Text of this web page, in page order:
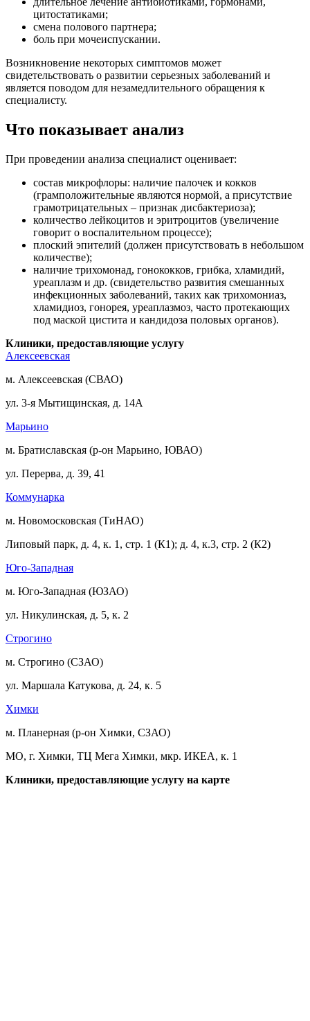
цитостатиками;
смена полового партнера;
боль при мочеиспускании.
Возникновение некоторых симптомов может
свидетельствовать о развитии серьезных заболеваний и
является поводом для незамедлительного обращения к
специалисту.
Что показывает анализ
При проведении анализа специалист оценивает:
состав микрофлоры: наличие палочек и кокков
(грамположительные являются нормой, а присутствие
грамотрицательных – признак дисбактериоза);
количество лейкоцитов и эритроцитов (увеличение
говорит о воспалительном процессе);
плоский эпителий (должен присутствовать в небольшом
количестве);
наличие трихомонад, гонококков, грибка, хламидий,
уреаплазм и др. (свидетельство развития смешанных
инфекционных заболеваний, таких как трихомониаз,
хламидиоз, гонорея, уреаплазмоз, часто протекающих
под маской цистита и кандидоза половых органов).
Клиники, предоставляющие услугу
Алексеевская
м. Алексеевская (СВАО)
ул. 3-я Мытищинская, д. 14А
Марьино
м. Братиславская (р-он Марьино, ЮВАО)
ул. Перерва, д. 39, 41
Коммунарка
м. Новомосковская (ТиНАО)
Липовый парк, д. 4, к. 1, стр. 1 (К1); д. 4, к.3, стр. 2 (К2)
Юго-Западная
м. Юго-Западная (ЮЗАО)
ул. Никулинская, д. 5, к. 2
Строгино
м. Строгино (СЗАО)
ул. Маршала Катукова, д. 24, к. 5
Химки
м. Планерная (р-он Химки, СЗАО)
МО, г. Химки, ТЦ Мега Химки, мкр. ИКЕА, к. 1
Клиники, предоставляющие услугу на карте